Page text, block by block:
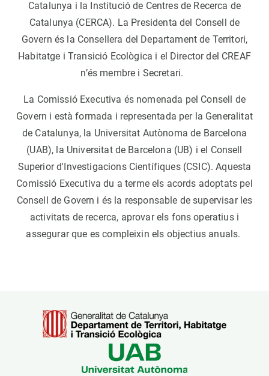
Catalunya i la Institució de Centres de Recerca de
Catalunya (CERCA). La Presidenta del Consell de
Govern és la Consellera del Departament de Territori,
Habitatge i Transició Ecològica i el Director del CREAF
n’és membre i Secretari.
La Comissió Executiva és nomenada pel Consell de
Govern i està formada i representada per la Generalitat
de Catalunya, la Universitat Autònoma de Barcelona
(UAB), la Universitat de Barcelona (UB) i el Consell
Superior d'Investigacions Científiques (CSIC). Aquesta
Comissió Executiva du a terme els acords adoptats pel
Consell de Govern i és la responsable de supervisar les
activitats de recerca, aprovar els fons operatius i
assegurar que es compleixin els objectius anuals.